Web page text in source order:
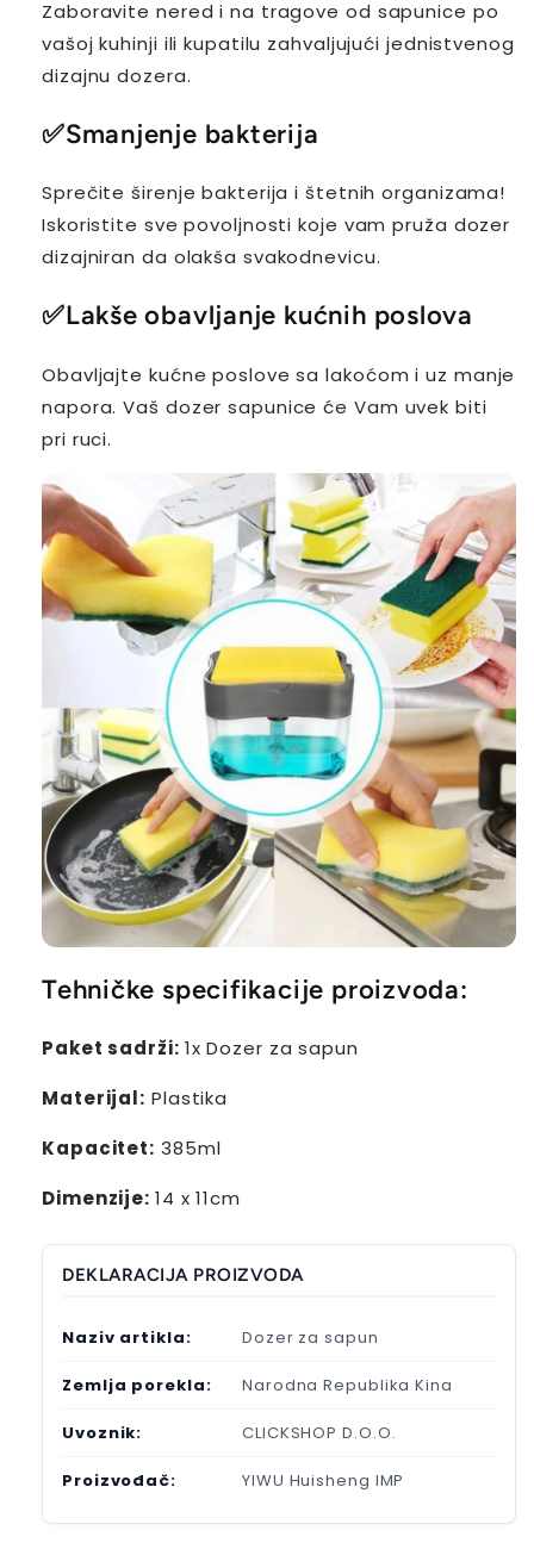
Zaboravite nered i na tragove od sapunice po
vašoj kuhinji ili kupatilu zahvaljujući jednistvenog
dizajnu dozera.
✅Smanjenje bakterija
Sprečite širenje bakterija i štetnih organizama!
Iskoristite sve povoljnosti koje vam pruža dozer
dizajniran da olakša svakodnevicu.
✅Lakše obavljanje kućnih poslova
Obavljajte kućne poslove sa lakoćom i uz manje
napora. Vaš dozer sapunice će Vam uvek biti
pri ruci.
Tehničke specifikacije proizvoda:
Paket sadrži: 1x Dozer za sapun
Materijal: Plastika
Kapacitet: 385ml
Dimenzije: 14 x 11cm
DEKLARACIJA PROIZVODA
Naziv artikla: Dozer za sapun
Zemlja porekla: Narodna Republika Kina
Uvoznik: CLICKSHOP D.O.O.
Proizvođač: YIWU Huisheng IMP